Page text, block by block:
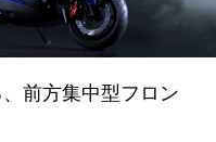
前方集中型フロン